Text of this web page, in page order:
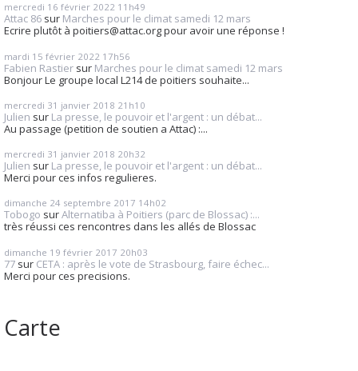
mercredi 16 février 2022 11h49
Attac 86 sur Marches pour le climat samedi 12 mars
Ecrire plutôt à poitiers@attac.org pour avoir une réponse !
mardi 15 février 2022 17h56
Fabien Rastier sur Marches pour le climat samedi 12 mars
Bonjour Le groupe local L214 de poitiers souhaite...
mercredi 31 janvier 2018 21h10
Julien sur La presse, le pouvoir et l'argent : un débat...
Au passage (petition de soutien a Attac) :...
mercredi 31 janvier 2018 20h32
Julien sur La presse, le pouvoir et l'argent : un débat...
Merci pour ces infos regulieres.
dimanche 24 septembre 2017 14h02
Tobogo surAlternatiba à Poitiers (parc de Blossac) :...
très réussi ces rencontres dans les allés de Blossac
dimanche 19 février 2017 20h03
77 sur CETA : après le vote de Strasbourg, faire échec...
Merci pour ces precisions.
Carte